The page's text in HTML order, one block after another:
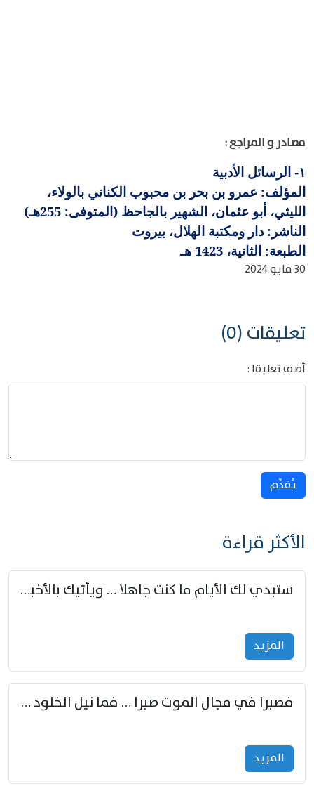
مصادر و المراجع :
١-
الرسائل الأدبية
المؤلف: عمرو بن بحر بن محبوب الكناني بالولاء،
الليثي، أبو عثمان، الشهير بالجاحظ (المتوفى: 255هـ)
الناشر: دار ومكتبة الهلال، بيروت
الطبعة: الثانية، 1423 هـ
30 مايو 2024
تعليقات (0)
أضف تعليقا :
يُقدِّم
الأكثر قراءة
ستبدي لك الأيام ما كنت جاهلا … ويأتيك بالأخبار من لم تزوّد
المزید
فصبرا في مجال الموت صبرا … فما نيل الخلود بمستطاع
المزید